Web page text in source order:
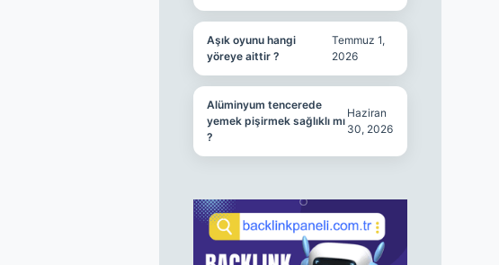
Aşık oyunu hangi
yöreye aittir ?
Temmuz 1,
2026
Alüminyum tencerede
yemek pişirmek sağlıklı mı
?
Haziran
30, 2026